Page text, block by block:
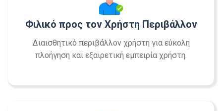
Φιλικό προς τον Χρήστη Περιβάλλον
Διαισθητικό περιβάλλον χρήστη για εύκολη
πλοήγηση και εξαιρετική εμπειρία χρήστη.